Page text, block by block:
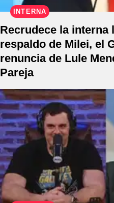
INTERNA
Recrudece la interna
respaldo de Milei, el
renuncia de Lule
Pareja